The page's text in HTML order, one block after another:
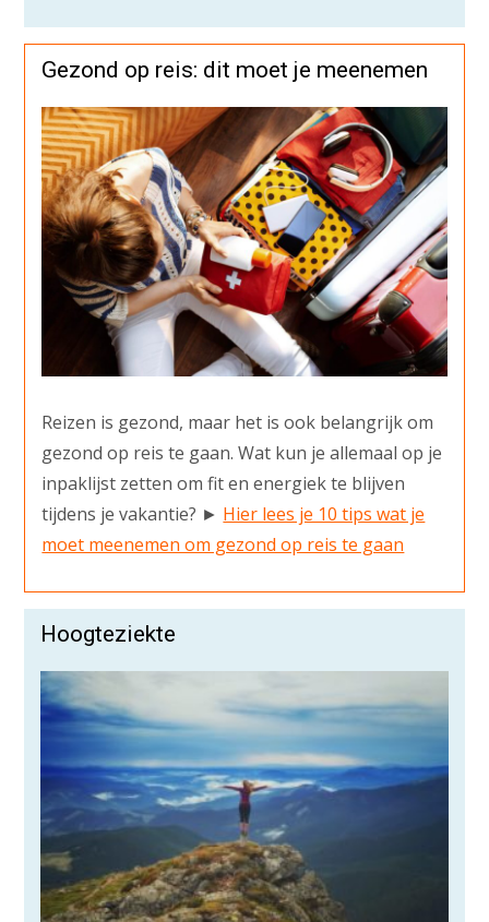
Gezond op reis: dit moet je meenemen
Reizen is gezond, maar het is ook belangrijk om
gezond op reis te gaan. Wat kun je allemaal op je
inpaklijst zetten om fit en energiek te blijven
tijdens je vakantie? ► Hier lees je 10 tips wat je
moet meenemen om gezond op reis te gaan
Hoogteziekte